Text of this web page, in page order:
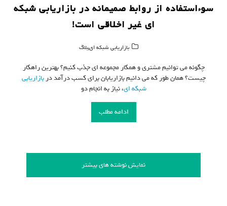
سوءاستفاده از روابط صمیمانه در بازاریابی شبکه
ای غیر اخلاقی است!
بازاریابی شبکه ای,بلاگ
چگونه می توانیم مشتری و همکار مجموعه ای جذب کنیم؟ بهترین راهکار
چیست؟ همان طور که می دانیم بازاریابان برای کسب درآمد دربازاریابی
شبکه ای، نیاز به انجام دو
ادامه مطلب
نمایش نوشته های بیشتر